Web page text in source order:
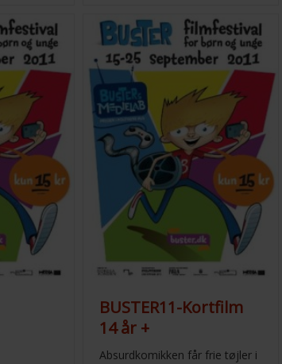
BUSTER11-Kortfilm
14 år +
Absurdkomikken får frie tøjler i